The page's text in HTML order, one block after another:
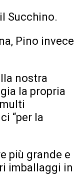
Succhino.
Pino invece
nostra
la propria
“per la
più grande e
imballaggi in